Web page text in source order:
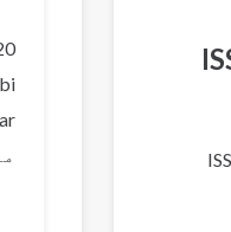
20 مارچ